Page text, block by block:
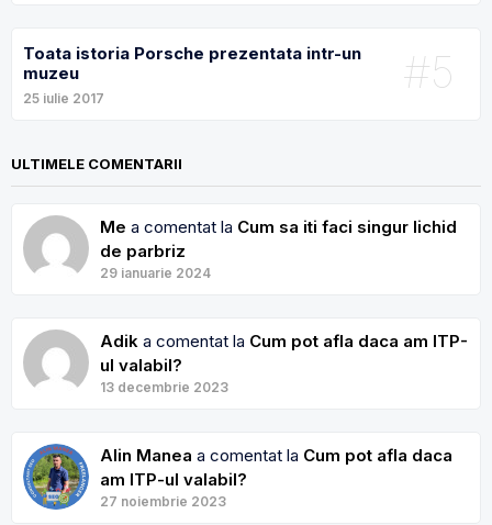
#5
Toata istoria Porsche prezentata intr-un
muzeu
25 iulie 2017
ULTIMELE COMENTARII
Me a comentat la Cum sa iti faci singur lichid
de parbriz
29 ianuarie 2024
Adik a comentat la Cum pot afla daca am ITP-
ul valabil?
13 decembrie 2023
Alin Manea a comentat la Cum pot afla daca
am ITP-ul valabil?
27 noiembrie 2023